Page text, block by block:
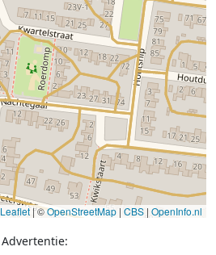
Leaflet|©OpenStreetMap | CBS | OpenInfo.nl
Advertentie: